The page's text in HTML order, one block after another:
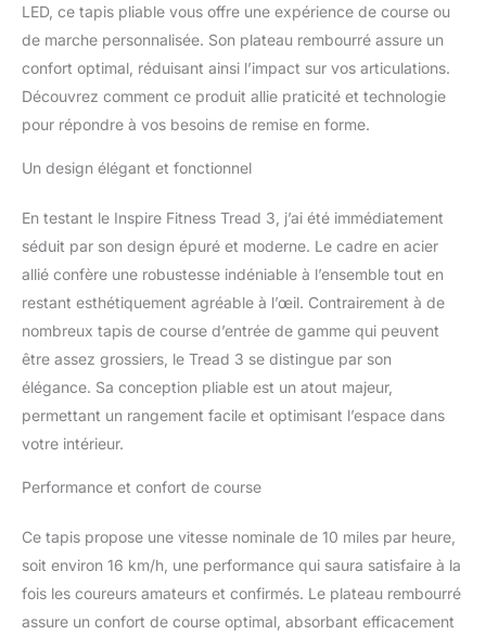
LED, ce tapis pliable vous offre une expérience de course ou
de marche personnalisée. Son plateau rembourré assure un
confort optimal, réduisant ainsi l’impact sur vos articulations.
Découvrez comment ce produit allie praticité et technologie
pour répondre à vos besoins de remise en forme.
Un design élégant et fonctionnel
En testant le Inspire Fitness Tread 3, j’ai été immédiatement
séduit par son design épuré et moderne. Le cadre en acier
allié confère une robustesse indéniable à l’ensemble tout en
restant esthétiquement agréable à l’œil. Contrairement à de
nombreux tapis de course d’entrée de gamme qui peuvent
être assez grossiers, le Tread 3 se distingue par son
élégance. Sa conception pliable est un atout majeur,
permettant un rangement facile et optimisant l’espace dans
votre intérieur.
Performance et confort de course
Ce tapis propose une vitesse nominale de 10 miles par heure,
soit environ 16 km/h, une performance qui saura satisfaire à la
fois les coureurs amateurs et confirmés. Le plateau rembourré
assure un confort de course optimal, absorbant efficacement